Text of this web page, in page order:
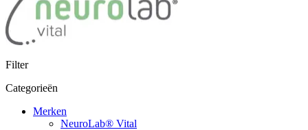
Filter
Categorieën
Merken
NeuroLab® Vital